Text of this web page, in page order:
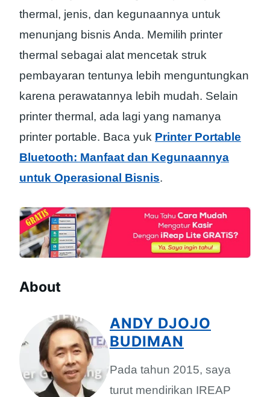
thermal, jenis, dan kegunaannya untuk
menunjang bisnis Anda. Memilih printer
thermal sebagai alat mencetak struk
pembayaran tentunya lebih menguntungkan
karena perawatannya lebih mudah. Selain
printer thermal, ada lagi yang namanya
printer portable. Baca yuk Printer Portable
Bluetooth: Manfaat dan Kegunaannya
untuk Operasional Bisnis.
About
ANDY DJOJO
BUDIMAN
Pada tahun 2015, saya
turut mendirikan IREAP